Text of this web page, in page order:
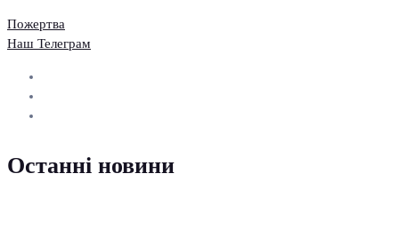
Пожертва
Наш Телеграм
Останні новини